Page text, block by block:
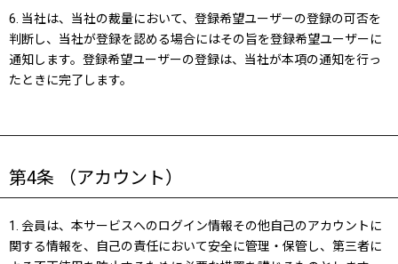
6. 当社は、当社の裁量において、登録希望ユーザーの登録の可否を
判断し、当社が登録を認める場合にはその旨を登録希望ユーザーに
通知します。登録希望ユーザーの登録は、当社が本項の通知を行っ
たときに完了します。
第4条 （アカウント）
1. 会員は、本サービスへのログイン情報その他自己のアカウントに
関する情報を、自己の責任において安全に管理・保管し、第三者に